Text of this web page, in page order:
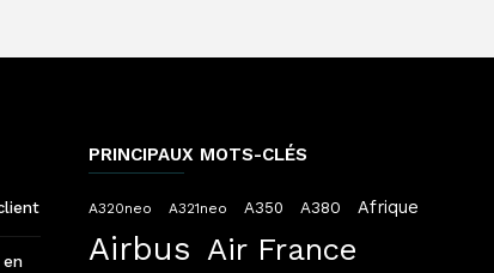
en
PRINCIPAUX MOTS-CLÉS
A320neo A321neo A350 A380 Afrique
Airbus Air France